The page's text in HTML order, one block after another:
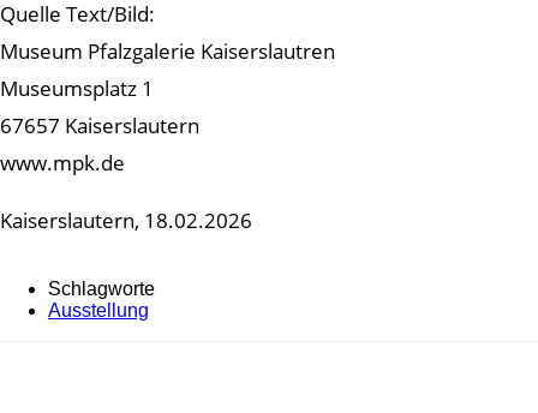
Quelle Text/Bild:
Museum Pfalzgalerie Kaiserslautren
Museumsplatz 1
67657 Kaiserslautern
www.mpk.de
Kaiserslautern, 18.02.2026
Schlagworte
Ausstellung